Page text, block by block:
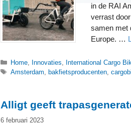
in de RAI
verrast
samen met
Europe. …
Categorieën
Home Innovaties International Cargo
Tags
Amsterdam bakfietsproducenten ,
Alligt geeft
6 februari 2023